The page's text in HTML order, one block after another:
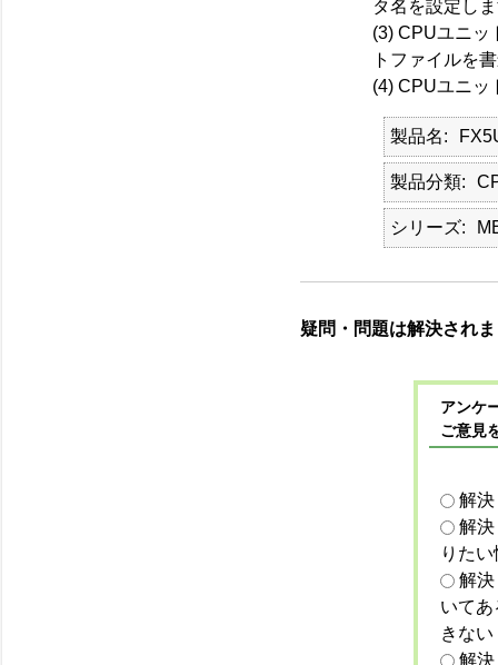
タ名を設定し
(3) CPUユニッ
トファイルを
(4) CPUユニ
製品名
製品分類
シリーズ
疑問・問題は解決され
アンケ
ご意見
解
解
りた
解
いて
きない
解